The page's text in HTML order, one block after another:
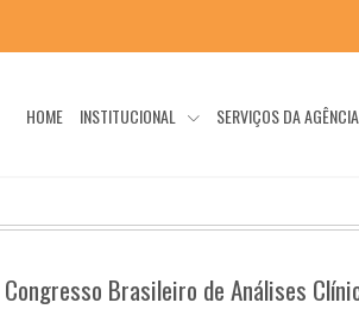
HOME INSTITUCIONAL SERVIÇOS DA AGÊNCIA
Brasileiro de Análises